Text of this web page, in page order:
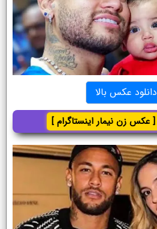
دانلود عکس بالا
[ عکس زن نیمار اینستاگرام ]